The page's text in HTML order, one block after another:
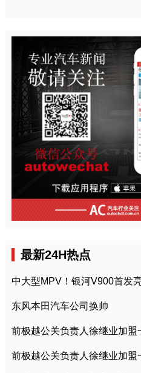
最新24H热点
中大型MPV！银河V900首发
东风本田汽车公司换帅
前极越公关负责人徐继业加盟
前极越公关负责人徐继业加盟